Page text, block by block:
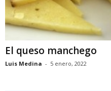
El queso manchego
Luis Medina - 5 enero, 2022